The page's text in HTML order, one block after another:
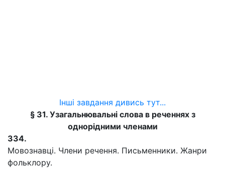
Інші завдання дивись тут...
§ 31. Узагальнювальні слова в реченнях з
однорідними членами
334.
Мовознавці. Члени речення. Письменники. Жанри
фольклору.